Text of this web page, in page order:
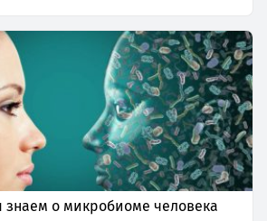
знаем о микробиоме человека